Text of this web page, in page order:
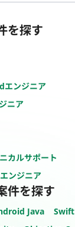
を探す
エンジニア
ニア
カルサポート
ンジニア
件を探す
Java
Swift